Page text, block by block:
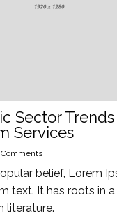
Sector Trends
Services
belief, Lorem
text. It has roots in
literature.